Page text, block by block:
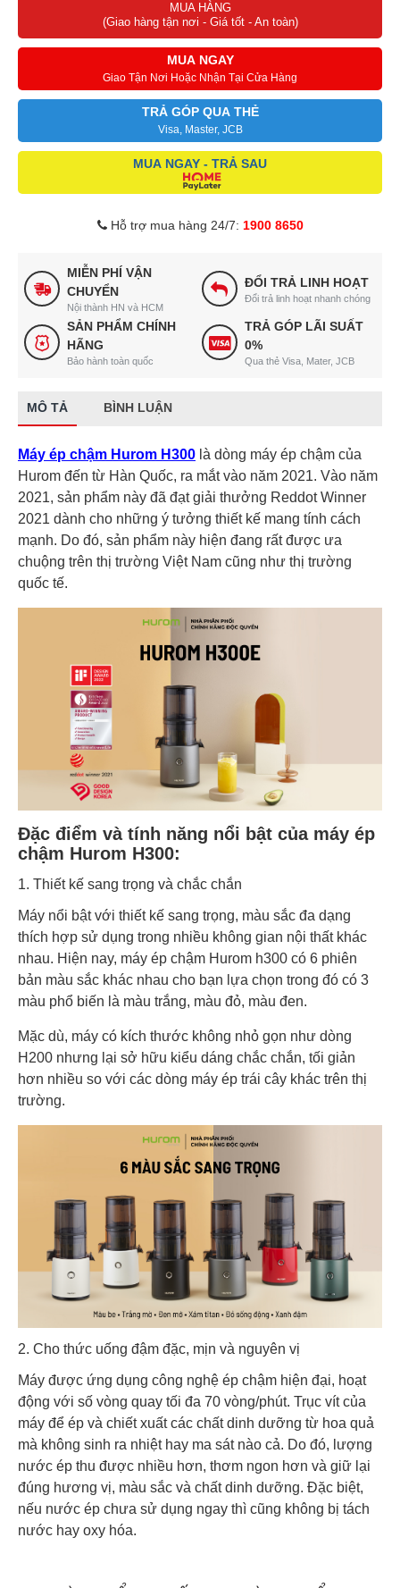
Máy có thiết kế tối giản nên việc lắp đặt cũng vô cùng dễ dàng.
Khi lắp cối ép lên thân máy, hay khi mở nắp cối tiếp nguyên liệu,
ới máy ép chậm Hurom h300, nút vặn đảo chiều đã được thay thế
bằng công nghệ xoay đảo chiều tự động khi phát hiện kẹt bã.
MUA HÀNG
(Giao hàng tận nơi - Giá tốt - An toàn)
MUA NGAY
Giao Tận Nơi Hoặc Nhận Tại Cửa Hàng
TRẢ GÓP QUA THẺ
Visa, Master, JCB
MUA NGAY - TRẢ SAU
Hỗ trợ mua hàng 24/7: 1900 8650
MIỄN PHÍ VẬN
CHUYỂN
Nội thành HN và HCM
ĐỔI TRẢ LINH HOẠT
Đổi trả linh hoạt nhanh chóng
SẢN PHẨM CHÍNH
HÃNG
Bảo hành toàn quốc
TRẢ GÓP LÃI SUẤT
0%
Qua thẻ Visa, Mater, JCB
MÔ TẢ BÌNH LUẬN
Máy ép chậm Hurom H300 là dòng máy ép chậm của
Hurom đến từ Hàn Quốc, ra mắt vào năm 2021. Vào năm
2021, sản phẩm này đã đạt giải thưởng Reddot Winner
2021 dành cho những ý tưởng thiết kế mang tính cách
mạnh. Do đó, sản phẩm này hiện đang rất được ưa
chuộng trên thị trường Việt Nam cũng như thị trường
quốc tế.
Đặc điểm và tính năng nổi bật của máy ép
chậm Hurom H300:
1. Thiết kế sang trọng và chắc chắn
Máy nổi bật với thiết kế sang trọng, màu sắc đa dạng
thích hợp sử dụng trong nhiều không gian nội thất khác
nhau. Hiện nay, máy ép chậm Hurom h300 có 6 phiên
bản màu sắc khác nhau cho bạn lựa chọn trong đó có 3
màu phổ biến là màu trắng, màu đỏ, màu đen.
Mặc dù, máy có kích thước không nhỏ gọn như dòng
H200 nhưng lại sở hữu kiểu dáng chắc chắn, tối giản
hơn nhiều so với các dòng máy ép trái cây khác trên thị
trường.
2. Cho thức uống đậm đặc, mịn và nguyên vị
Máy được ứng dụng công nghệ ép chậm hiện đại, hoạt
động với số vòng quay tối đa 70 vòng/phút. Trục vít của
máy để ép và chiết xuất các chất dinh dưỡng từ hoa quả
mà không sinh ra nhiệt hay ma sát nào cả. Do đó, lượng
nước ép thu được nhiều hơn, thơm ngon hơn và giữ lại
đúng hương vị, màu sắc và chất dinh dưỡng. Đặc biệt,
nếu nước ép chưa sử dụng ngay thì cũng không bị tách
nước hay oxy hóa.